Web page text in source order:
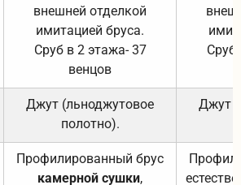
внешней отделкой
имитацией бруса.
Сруб в 2 этажа- 37
венцов
Сруб
Джут (льноджутовое
полотно).
Джут
Профилированный брус
камерной сушки,